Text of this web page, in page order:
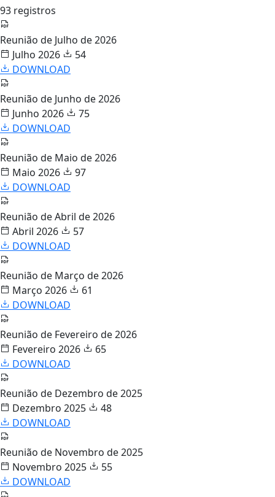
93 registros
Reunião de Julho de 2026
Julho 2026
54
DOWNLOAD
Reunião de Junho de 2026
Junho 2026
75
DOWNLOAD
Reunião de Maio de 2026
Maio 2026
97
DOWNLOAD
Reunião de Abril de 2026
Abril 2026
57
DOWNLOAD
Reunião de Março de 2026
Março 2026
61
DOWNLOAD
Reunião de Fevereiro de 2026
Fevereiro 2026
65
DOWNLOAD
Reunião de Dezembro de 2025
Dezembro 2025
48
DOWNLOAD
Reunião de Novembro de 2025
Novembro 2025
55
DOWNLOAD